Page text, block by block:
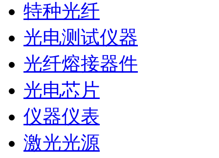
特种光纤
光电测试仪器
光纤熔接器件
光电芯片
仪器仪表
激光光源